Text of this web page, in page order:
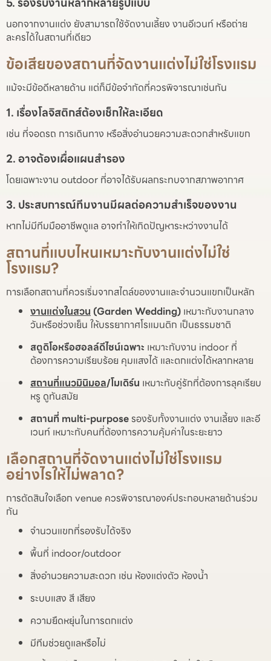
นอกจากงานแต่ง ยังสามารถใช้จัดงานเลี้ยง งานอีเวนท์ หรือถ่าย
ละครได้ในสถานที่เดียว
ข้อเสียของสถานที่จัดงานแต่งไม่ใช่โรงแรม
แม้จะมีข้อดีหลายด้าน แต่ก็มีข้อจำกัดที่ควรพิจารณาเช่นกัน
1. เรื่องโลจิสติกส์ต้องเช็กให้ละเอียด
เช่น ที่จอดรถ การเดินทาง หรือสิ่งอำนวยความสะดวกสำหรับแขก
2. อาจต้องเผื่อแผนสำรอง
โดยเฉพาะงาน outdoor ที่อาจได้รับผลกระทบจากสภาพอากาศ
3. ประสบการณ์ทีมงานมีผลต่อความสำเร็จของงาน
หากไม่มีทีมมืออาชีพดูแล อาจทำให้เกิดปัญหาระหว่างงานได้
สถานที่แบบไหนเหมาะกับงานแต่งไม่ใช่
โรงแรม?
การเลือกสถานที่ควรเริ่มจากสไตล์ของงานและจำนวนแขกเป็นหลัก
งานแต่งในสวน(Garden Wedding) เหมาะกับงานกลาง
วันหรือช่วงเย็น ให้บรรยากาศโรแมนติก เป็นธรรมชาติ
สตูดิโอหรือฮอลล์ดีไซน์เฉพาะ เหมาะกับงาน indoor ที่
ต้องการความเรียบร้อย คุมแสงได้ และตกแต่งได้หลากหลาย
สถานที่แนวมินิมอล/โมเดิร์น เหมาะกับคู่รักที่ต้องการลุคเรียบ
หรู ดูทันสมัย
สถานที่ multi-purpose รองรับทั้งงานแต่ง งานเลี้ยง และอี
เวนท์ เหมาะกับคนที่ต้องการความคุ้มค่าในระยะยาว
เลือกสถานที่จัดงานแต่งไม่ใช่โรงแรม
อย่างไรให้ไม่พลาด?
การตัดสินใจเลือก venue ควรพิจารณาองค์ประกอบหลายด้านร่วม
กัน
จำนวนแขกที่รองรับได้จริง
พื้นที่ indoor/outdoor
สิ่งอำนวยความสะดวก เช่น ห้องแต่งตัว ห้องน้ำ
ระบบแสง สี เสียง
ความยืดหยุ่นในการตกแต่ง
มีทีมช่วยดูแลหรือไม่